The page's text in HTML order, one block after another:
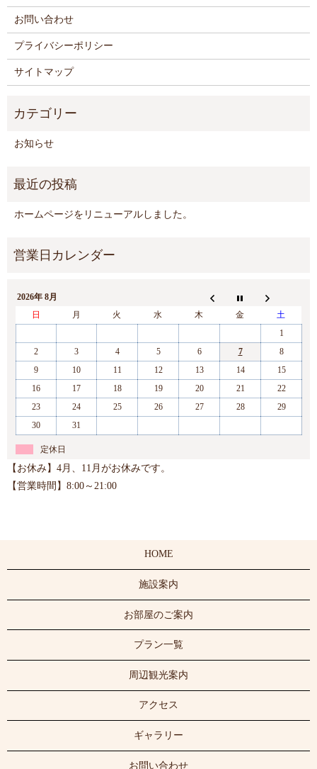
お問い合わせ
プライバシーポリシー
サイトマップ
お知らせ
ホームページをリニューアルしました。
2026年 8月
日
月 火 水 木 金
土
1
2
3 4 5 6 7
8
9
10 11 12 13 14
15
16
17 18 19 20 21
22
23
24 25 26 27 28
29
30
31
定休日
【お休み】4月、11月がお休みです。
【営業時間】8:00～21:00
HOME
施設案内
お部屋のご案内
プラン一覧
周辺観光案内
アクセス
ギャラリー
お問い合わせ